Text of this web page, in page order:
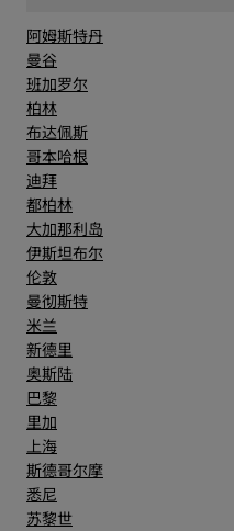
卫生
阿姆斯特丹
曼谷
班加罗尔
柏林
布达佩斯
哥本哈根
迪拜
都柏林
大加那利岛
伊斯坦布尔
伦敦
曼彻斯特
米兰
新德里
奥斯陆
巴黎
里加
上海
斯德哥尔摩
悉尼
苏黎世